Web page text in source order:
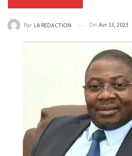
Par LA REDACTION On Avr 13, 2023